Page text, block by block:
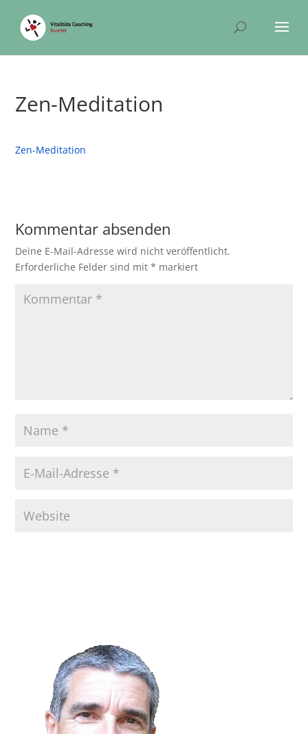
Zen-Meditation
Zen-Meditation
Kommentar absenden
Deine E-Mail-Adresse wird nicht veröffentlicht.
Erforderliche Felder sind mit* markiert